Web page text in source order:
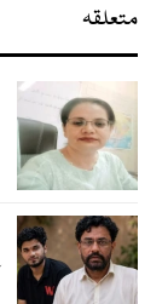
متعلقہ